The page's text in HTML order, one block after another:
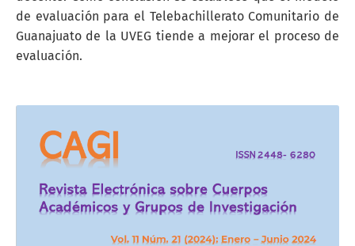
de evaluación para el Telebachillerato Comunitario de
Guanajuato de la UVEG tiende a mejorar el proceso de
evaluación.